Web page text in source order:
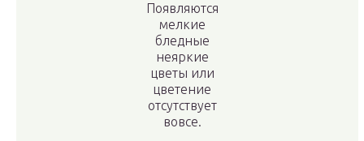
Появляются
мелкие
бледные
неяркие
цветы или
цветение
отсутствует
вовсе.